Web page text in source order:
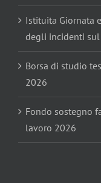
Istituita Giornata
degli incidenti
Borsa di studio
2026
Fondo sostegno
lavoro 2026